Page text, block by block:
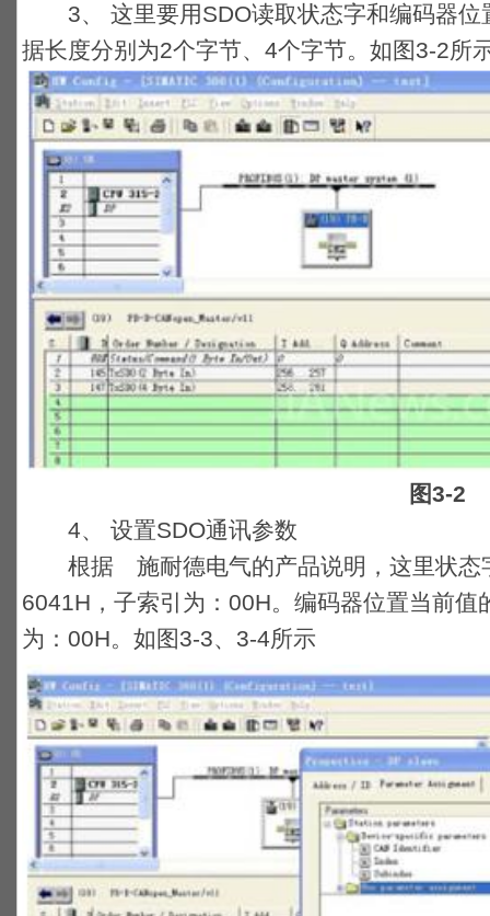
3、 这里要用SDO读取状态字和编码器位
据长度分别为2个字节、4个字节。如图3-2所
图3-2
4、 设置SDO通讯参数
根据 施耐德电气的产品说明，这里状态
6041H，子索引为：00H。编码器位置当前
为：00H。如图3-3、3-4所示